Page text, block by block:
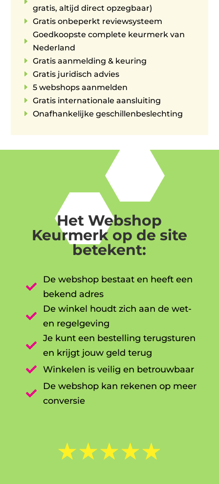
gratis, altijd direct opzegbaar)
E Gratis onbeperkt reviewsysteem
E
Goedkoopste complete keurmerk van
Nederland
E Gratis aanmelding & keuring
E Gratis juridisch advies
E 5 webshops aanmelden
E Gratis internationale aansluiting
E Onafhankelijke geschillenbeslechting
Het Webshop
Keurmerk op de site
betekent:

De webshop bestaat en heeft een
bekend adres

De winkel houdt zich aan de wet-
en regelgeving

Je kunt een bestelling terugsturen
en krijgt jouw geld terug

Winkelen is veilig en betrouwbaar

De webshop kan rekenen op meer
conversie
☆☆☆☆☆